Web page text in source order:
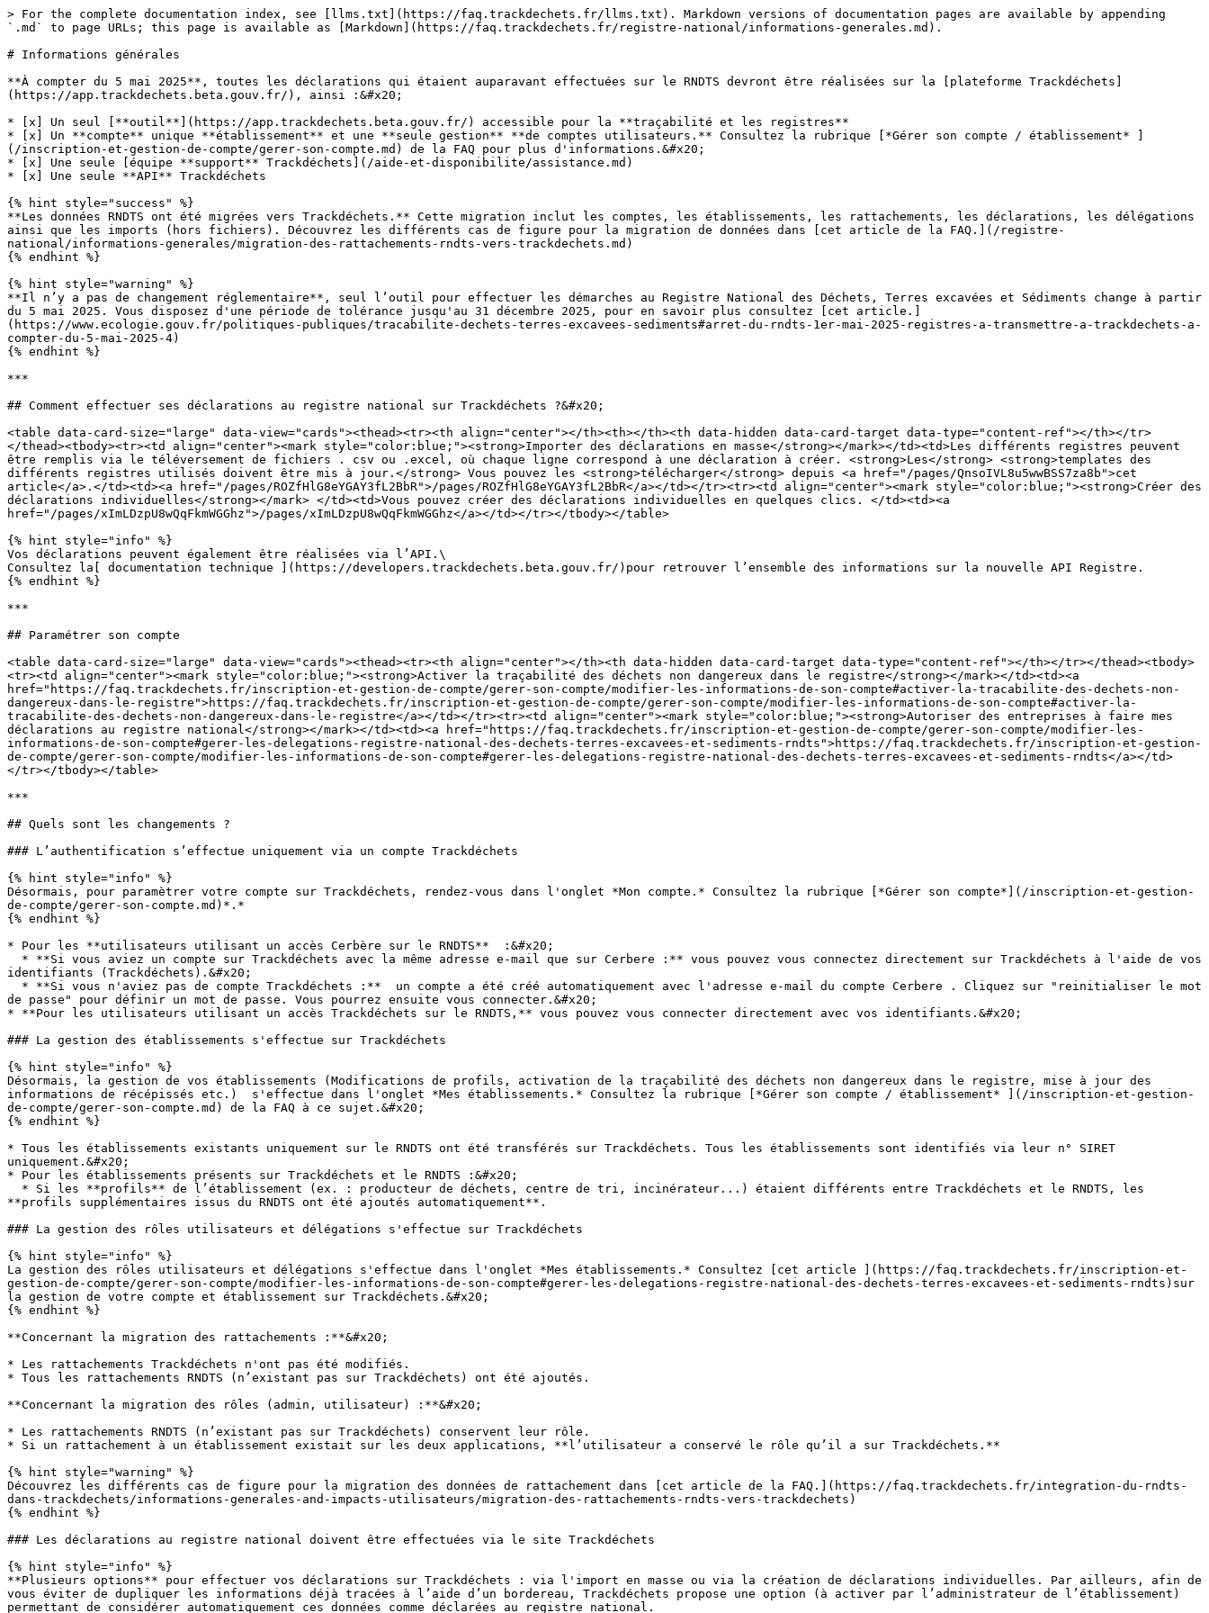
> For the complete documentation index, see [llms.txt](https://faq.trackdechets.fr/llms.txt). Markdown versions of documentation pages are available by appending
`.md` to page URLs; this page is available as [Markdown](https://faq.trackdechets.fr/registre-national/informations-generales.md).
# Informations générales
**À compter du 5 mai 2025**, toutes les déclarations qui étaient auparavant effectuées sur le RNDTS devront être réalisées sur la [plateforme Trackdéchets]
(https://app.trackdechets.beta.gouv.fr/), ainsi :&#x20;
* [x] Un seul [**outil**](https://app.trackdechets.beta.gouv.fr/) accessible pour la **traçabilité et les registres**
* [x] Un **compte** unique **établissement** et une **seule gestion** **de comptes utilisateurs.** Consultez la rubrique [*Gérer son compte / établissement* ]
(/inscription-et-gestion-de-compte/gerer-son-compte.md) de la FAQ pour plus d'informations.&#x20;
* [x] Une seule [équipe **support** Trackdéchets](/aide-et-disponibilite/assistance.md)
* [x] Une seule **API** Trackdéchets
{% hint style="success" %}
**Les données RNDTS ont été migrées vers Trackdéchets.** Cette migration inclut les comptes, les établissements, les rattachements, les déclarations, les délégations
ainsi que les imports (hors fichiers). Découvrez les différents cas de figure pour la migration de données dans [cet article de la FAQ.](/registre-
national/informations-generales/migration-des-rattachements-rndts-vers-trackdechets.md)
{% endhint %}
{% hint style="warning" %}
**Il n’y a pas de changement réglementaire**, seul l’outil pour effectuer les démarches au Registre National des Déchets, Terres excavées et Sédiments change à partir
du 5 mai 2025. Vous disposez d'une période de tolérance jusqu'au 31 décembre 2025, pour en savoir plus consultez [cet article.]
(https://www.ecologie.gouv.fr/politiques-publiques/tracabilite-dechets-terres-excavees-sediments#arret-du-rndts-1er-mai-2025-registres-a-transmettre-a-trackdechets-a-
compter-du-5-mai-2025-4)
{% endhint %}
***
## Comment effectuer ses déclarations au registre national sur Trackdéchets ?&#x20;
<table data-card-size="large" data-view="cards"><thead><tr><th align="center"></th><th></th><th data-hidden data-card-target data-type="content-ref"></th></tr>
</thead><tbody><tr><td align="center"><mark style="color:blue;"><strong>Importer des déclarations en masse</strong></mark></td><td>Les différents registres peuvent
être remplis via le téléversement de fichiers . csv ou .excel, où chaque ligne correspond à une déclaration à créer. <strong>Les</strong> <strong>templates des
différents registres utilisés doivent être mis à jour.</strong> Vous pouvez les <strong>télécharger</strong> depuis <a href="/pages/QnsoIVL8u5wwBSS7za8b">cet
article</a>.</td><td><a href="/pages/ROZfHlG8eYGAY3fL2BbR">/pages/ROZfHlG8eYGAY3fL2BbR</a></td></tr><tr><td align="center"><mark style="color:blue;"><strong>Créer des
déclarations individuelles</strong></mark> </td><td>Vous pouvez créer des déclarations individuelles en quelques clics. </td><td><a
href="/pages/xImLDzpU8wQqFkmWGGhz">/pages/xImLDzpU8wQqFkmWGGhz</a></td></tr></tbody></table>
{% hint style="info" %}
Vos déclarations peuvent également être réalisées via l’API.\
Consultez la[ documentation technique ](https://developers.trackdechets.beta.gouv.fr/)pour retrouver l’ensemble des informations sur la nouvelle API Registre.
{% endhint %}
***
## Paramétrer son compte
<table data-card-size="large" data-view="cards"><thead><tr><th align="center"></th><th data-hidden data-card-target data-type="content-ref"></th></tr></thead><tbody>
<tr><td align="center"><mark style="color:blue;"><strong>Activer la traçabilité des déchets non dangereux dans le registre</strong></mark></td><td><a
href="https://faq.trackdechets.fr/inscription-et-gestion-de-compte/gerer-son-compte/modifier-les-informations-de-son-compte#activer-la-tracabilite-des-dechets-non-
dangereux-dans-le-registre">https://faq.trackdechets.fr/inscription-et-gestion-de-compte/gerer-son-compte/modifier-les-informations-de-son-compte#activer-la-
tracabilite-des-dechets-non-dangereux-dans-le-registre</a></td></tr><tr><td align="center"><mark style="color:blue;"><strong>Autoriser des entreprises à faire mes
déclarations au registre national</strong></mark></td><td><a href="https://faq.trackdechets.fr/inscription-et-gestion-de-compte/gerer-son-compte/modifier-les-
informations-de-son-compte#gerer-les-delegations-registre-national-des-dechets-terres-excavees-et-sediments-rndts">https://faq.trackdechets.fr/inscription-et-gestion-
de-compte/gerer-son-compte/modifier-les-informations-de-son-compte#gerer-les-delegations-registre-national-des-dechets-terres-excavees-et-sediments-rndts</a></td>
</tr></tbody></table>
***
## Quels sont les changements ?
### L’authentification s’effectue uniquement via un compte Trackdéchets
{% hint style="info" %}
Désormais, pour paramètrer votre compte sur Trackdéchets, rendez-vous dans l'onglet *Mon compte.* Consultez la rubrique [*Gérer son compte*](/inscription-et-gestion-
de-compte/gerer-son-compte.md)*.*
{% endhint %}
* Pour les **utilisateurs utilisant un accès Cerbère sur le RNDTS**  :&#x20;
identifiants (Trackdéchets).&#x20;
de passe" pour définir un mot de passe. Vous pourrez ensuite vous connecter.&#x20;
* **Pour les utilisateurs utilisant un accès Trackdéchets sur le RNDTS,** vous pouvez vous connecter directement avec vos identifiants.&#x20;
### La gestion des établissements s'effectue sur Trackdéchets
{% hint style="info" %}
Désormais, la gestion de vos établissements (Modifications de profils, activation de la traçabilité des déchets non dangereux dans le registre, mise à jour des
informations de récépissés etc.)  s'effectue dans l'onglet *Mes établissements.* Consultez la rubrique [*Gérer son compte / établissement* ](/inscription-et-gestion-
de-compte/gerer-son-compte.md) de la FAQ à ce sujet.&#x20;
{% endhint %}
* Tous les établissements existants uniquement sur le RNDTS ont été transférés sur Trackdéchets. Tous les établissements sont identifiés via leur n° SIRET
uniquement.&#x20;
* Pour les établissements présents sur Trackdéchets et le RNDTS :&#x20;
**profils supplémentaires issus du RNDTS ont été ajoutés automatiquement**.
### La gestion des rôles utilisateurs et délégations s'effectue sur Trackdéchets
{% hint style="info" %}
La gestion des rôles utilisateurs et délégations s'effectue dans l'onglet *Mes établissements.* Consultez [cet article ](https://faq.trackdechets.fr/inscription-et-
gestion-de-compte/gerer-son-compte/modifier-les-informations-de-son-compte#gerer-les-delegations-registre-national-des-dechets-terres-excavees-et-sediments-rndts)sur
la gestion de votre compte et établissement sur Trackdéchets.&#x20;
{% endhint %}
**Concernant la migration des rattachements :**&#x20;
* Les rattachements Trackdéchets n'ont pas été modifiés.
* Tous les rattachements RNDTS (n’existant pas sur Trackdéchets) ont été ajoutés.
**Concernant la migration des rôles (admin, utilisateur) :**&#x20;
* Les rattachements RNDTS (n’existant pas sur Trackdéchets) conservent leur rôle.
* Si un rattachement à un établissement existait sur les deux applications, **l’utilisateur a conservé le rôle qu’il a sur Trackdéchets.**
{% hint style="warning" %}
Découvrez les différents cas de figure pour la migration des données de rattachement dans [cet article de la FAQ.](https://faq.trackdechets.fr/integration-du-rndts-
dans-trackdechets/informations-generales-and-impacts-utilisateurs/migration-des-rattachements-rndts-vers-trackdechets)
{% endhint %}
### Les déclarations au registre national doivent être effectuées via le site Trackdéchets
{% hint style="info" %}
**Plusieurs options** pour effectuer vos déclarations sur Trackdéchets : via l'import en masse ou via la création de déclarations individuelles. Par ailleurs, afin de
vous éviter de dupliquer les informations déjà tracées à l’aide d’un bordereau, Trackdéchets propose une option (à activer par l’administrateur de l’établissement)
permettant de considérer automatiquement ces données comme déclarées au registre national.